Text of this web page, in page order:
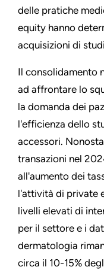
delle pratiche
equity hanno
acquisizioni di
Il consolidamento
ad affrontare lo
la domanda dei
l'efficienza dello
accessori.
transazioni nel
all'aumento dei
l'attività di private
livelli elevati di
per il settore e i
dermatologia
circa il 10-15%